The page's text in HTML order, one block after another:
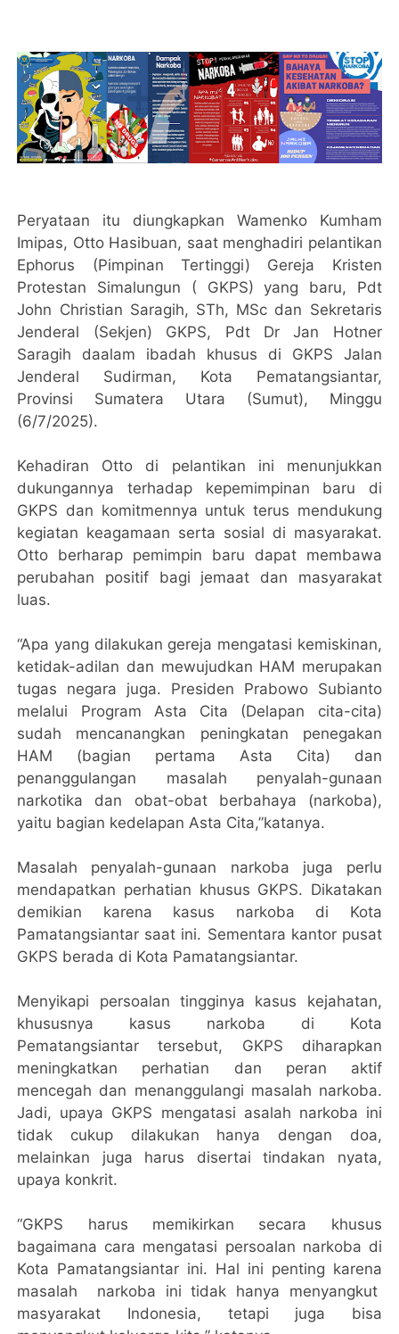
Peryataan itu diungkapkan Wamenko Kumham
Imipas, Otto Hasibuan, saat menghadiri pelantikan
Ephorus (Pimpinan Tertinggi) Gereja Kristen
Protestan Simalungun ( GKPS) yang baru, Pdt
John Christian Saragih, STh, MSc dan Sekretaris
Jenderal (Sekjen) GKPS, Pdt Dr Jan Hotner
Saragih daalam ibadah khusus di GKPS Jalan
Jenderal Sudirman, Kota Pematangsiantar,
Provinsi Sumatera Utara (Sumut), Minggu
(6/7/2025).
Kehadiran Otto di pelantikan ini menunjukkan
dukungannya terhadap kepemimpinan baru di
GKPS dan komitmennya untuk terus mendukung
kegiatan keagamaan serta sosial di masyarakat.
Otto berharap pemimpin baru dapat membawa
perubahan positif bagi jemaat dan masyarakat
luas.
“Apa yang dilakukan gereja mengatasi kemiskinan,
ketidak-adilan dan mewujudkan HAM merupakan
tugas negara juga. Presiden Prabowo Subianto
melalui Program Asta Cita (Delapan cita-cita)
sudah mencanangkan peningkatan penegakan
HAM (bagian pertama Asta Cita) dan
penanggulangan masalah penyalah-gunaan
narkotika dan obat-obat berbahaya (narkoba),
yaitu bagian kedelapan Asta Cita,”katanya.
Masalah penyalah-gunaan narkoba juga perlu
mendapatkan perhatian khusus GKPS. Dikatakan
demikian karena kasus narkoba di Kota
Pamatangsiantar saat ini. Sementara kantor pusat
GKPS berada di Kota Pamatangsiantar.
Menyikapi persoalan tingginya kasus kejahatan,
khususnya kasus narkoba di Kota
Pematangsiantar tersebut, GKPS diharapkan
meningkatkan perhatian dan peran aktif
mencegah dan menanggulangi masalah narkoba.
Jadi, upaya GKPS mengatasi asalah narkoba ini
tidak cukup dilakukan hanya dengan doa,
melainkan juga harus disertai tindakan nyata,
upaya konkrit.
“GKPS harus memikirkan secara khusus
bagaimana cara mengatasi persoalan narkoba di
Kota Pamatangsiantar ini. Hal ini penting karena
masalah narkoba ini tidak hanya menyangkut
masyarakat Indonesia, tetapi juga bisa